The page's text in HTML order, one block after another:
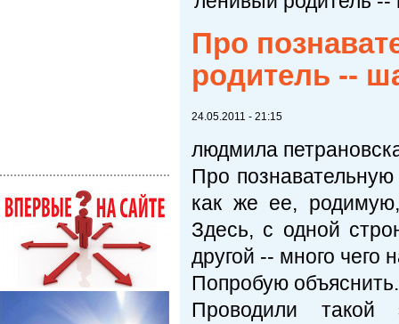
Про
родитель --
24.05.2011 - 21:15
людмила
Про
как же ее,
Здесь, с одной
другой -- много чего
Попробую объяснить.
Проводили такой